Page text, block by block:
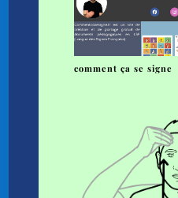
comment ça se signe